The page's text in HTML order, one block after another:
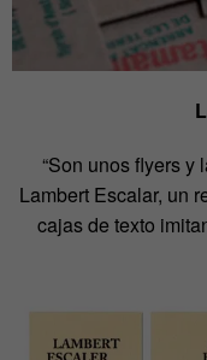
“Son unos flyers y
Lambert Escalar, un
cajas de texto